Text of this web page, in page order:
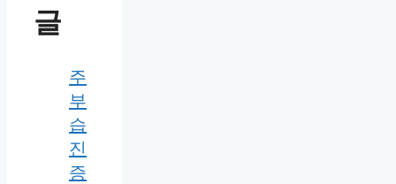
글
주
부
습
진
증